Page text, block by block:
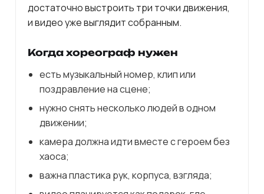
достаточно выстроить три точки движения,
и видео уже выглядит собранным.
Когда хореограф нужен
есть музыкальный номер, клип или
поздравление на сцене;
нужно снять несколько людей в одном
движении;
камера должна идти вместе с героем без
хаоса;
важна пластика рук, корпуса, взгляда;